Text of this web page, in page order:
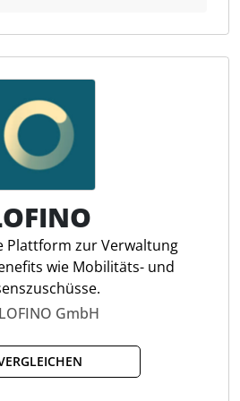
von Belegen. Die
aus über 70 HR- und
Schritt-für-Schritt-Anleitungen
zu Datenschutz und Login
27001 zertifiziert, um
und Datenschutzstandards zu
Plattform zur Verwaltung
wie Mobilitäts- und
LOFINO GmbH